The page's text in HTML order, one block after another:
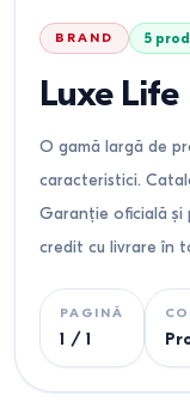
BRAND 5
Luxe Life
O gamă largă de
caracteristici.
Garanție oficială și
credit cu livrare în
PAGINĂ
1 / 1